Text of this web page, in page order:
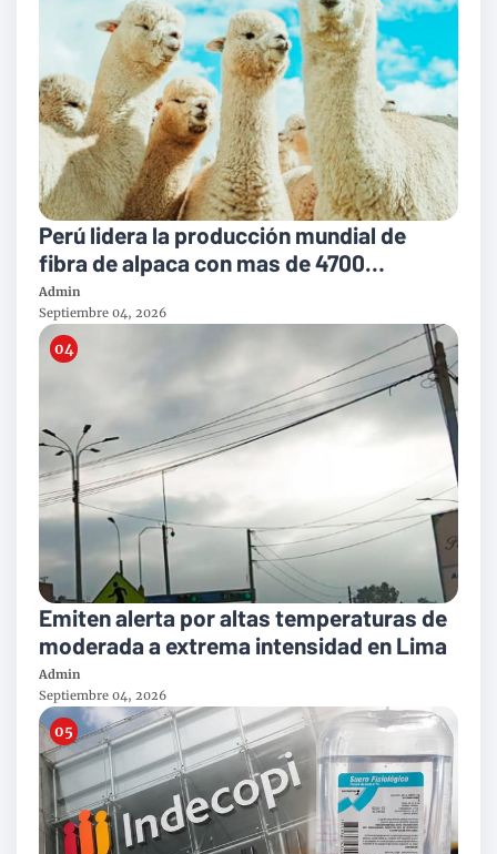
Perú lidera la producción mundial de
fibra de alpaca con mas de 4700
toneladas al año
Admin
Septiembre 04, 2026
Emiten alerta por altas temperaturas de
moderada a extrema intensidad en Lima
Admin
Septiembre 04, 2026